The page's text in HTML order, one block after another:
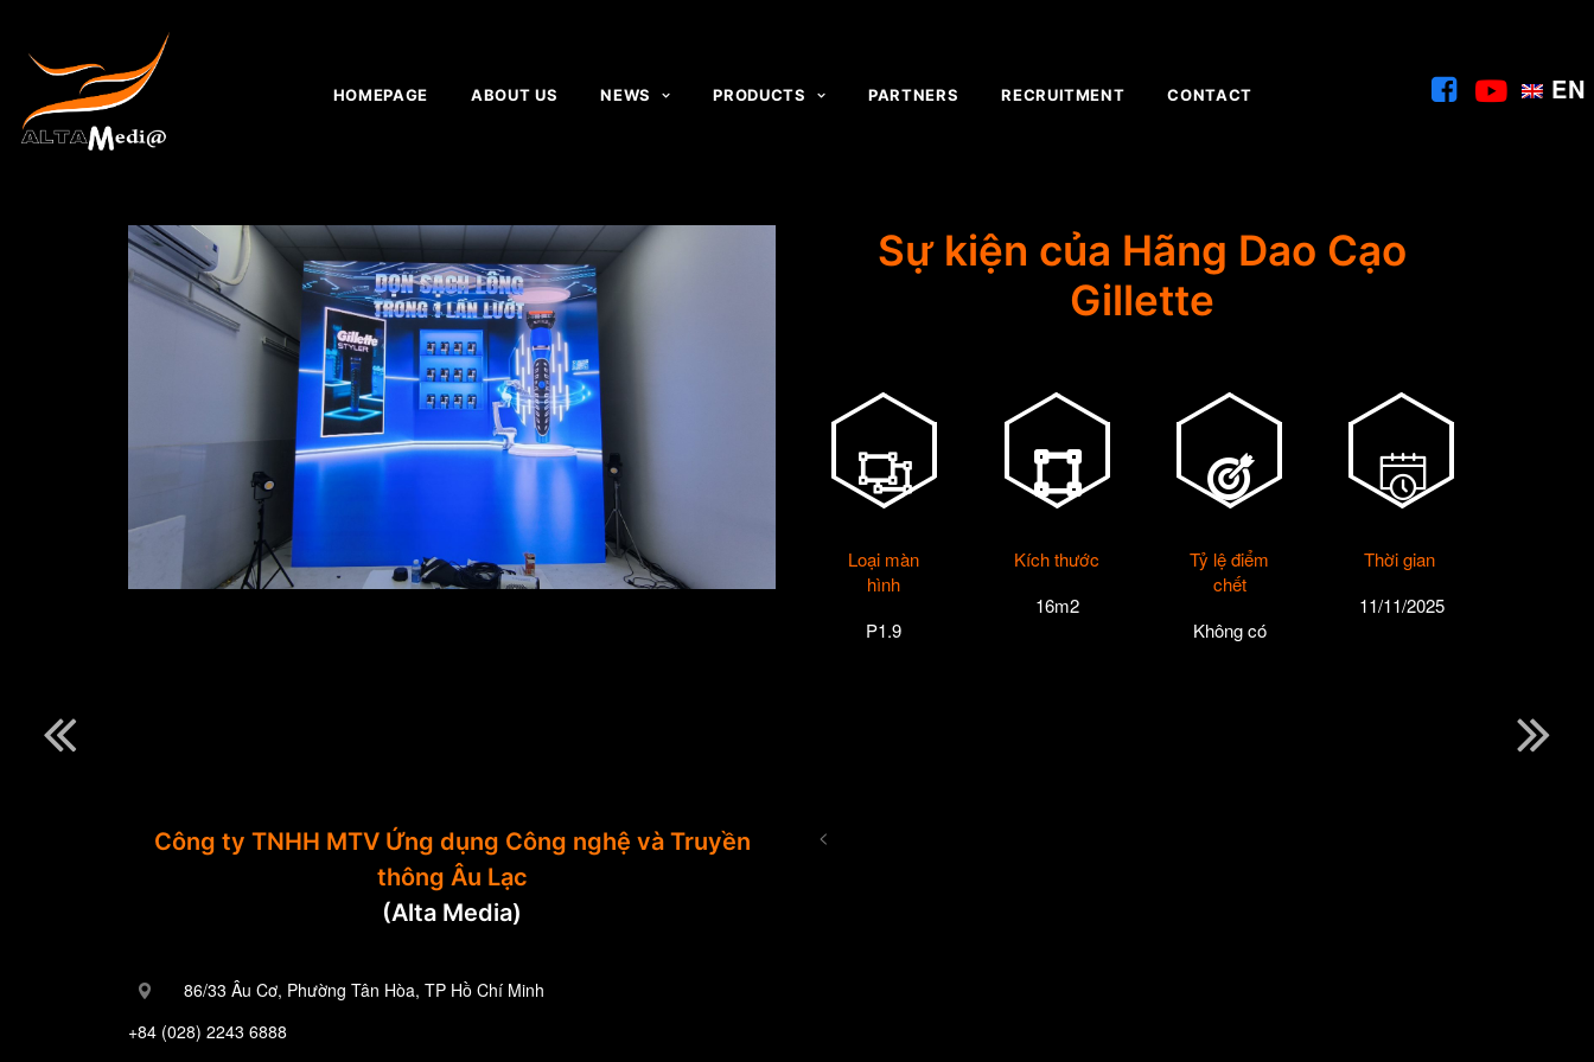
HOMEPAGE ABOUT US NEWS PRODUCTS PARTNERS RECRUITMENT CONTACT EN
Sự kiện của Hãng Dao Cạo
Gillette
Loại màn
hình
P1.9
Kích thước
16m2
Tỷ lệ điểm
chết
Không có
Thời gian
11/11/2025
Công ty TNHH MTV Ứng dụng Công nghệ và Truyền
thông Âu Lạc
(Alta Media)
86/33 Âu Cơ, Phường Tân Hòa, TP Hồ Chí Minh
+84 (028) 2243 6888
<